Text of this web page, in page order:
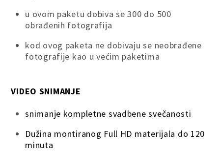
u ovom paketu dobiva se 300 do 500
obrađenih fotografija
kod ovog paketa ne dobivaju se neobrađene
fotografije kao u većim paketima
VIDEO SNIMANJE
snimanje kompletne svadbene svečanosti
Dužina montiranog Full HD materijala do 120
minuta